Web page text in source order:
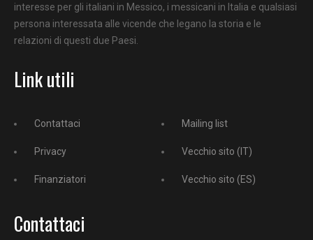
interesse per gli italiani in Messico, i messicani in Italia e qualsiasi
persona interessata alle vicende che legano la storia e le
relazioni di questi due Paesi.
Link utili
Contattaci
Privacy
Finanziatori
Mailing list
Vecchio sito (IT)
Vecchio sito (ES)
Contattaci